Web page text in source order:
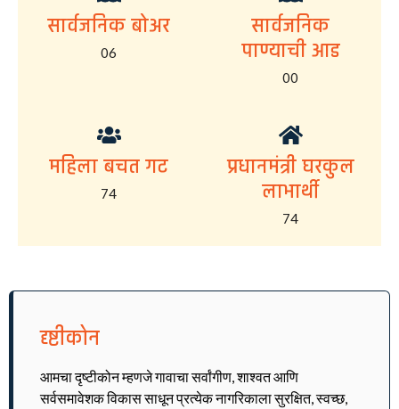
सार्वजनिक बोअर
06
सार्वजनिक
पाण्याची आड
00
महिला बचत गट
74
प्रधानमंत्री घरकुल
लाभार्थी
74
दृष्टीकोन
आमचा दृष्टीकोन म्हणजे गावाचा सर्वांगीण, शाश्वत आणि
सर्वसमावेशक विकास साधून प्रत्येक नागरिकाला सुरक्षित, स्वच्छ,